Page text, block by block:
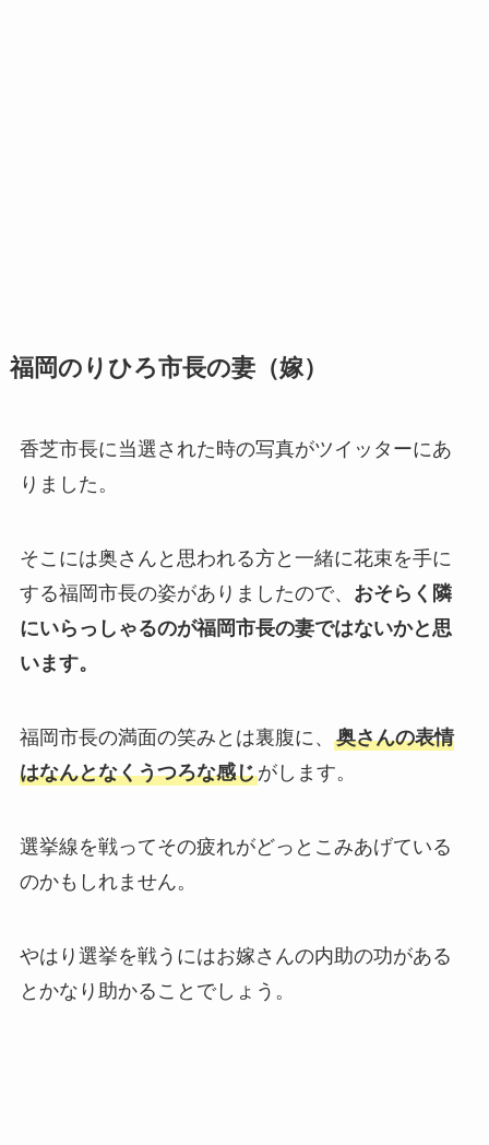
福岡のりひろ市長の妻（嫁）
香芝市長に当選された時の写真がツイッターにあ
りました。
そこには奥さんと思われる方と一緒に花束を手に
する福岡市長の姿がありましたので、 おそらく隣
にいらっしゃるのが福岡市長の妻ではないかと思
います。
福岡市長の満面の笑みとは裏腹に、 奥さんの表情
はなんとなくうつろな感じがします。
選挙線を戦ってその疲れがどっとこみあげている
のかもしれません。
やはり選挙を戦うにはお嫁さんの内助の功がある
とかなり助かることでしょう。